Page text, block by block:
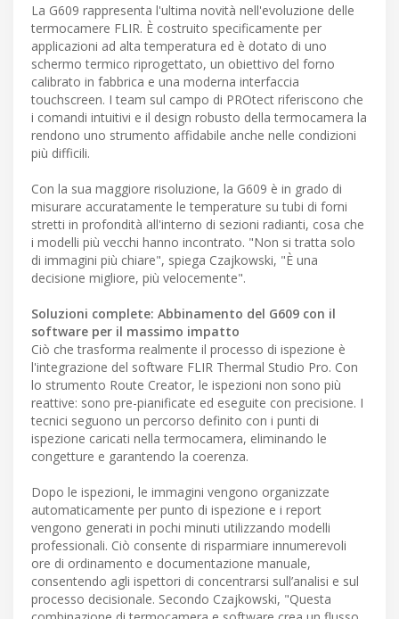
La G609 rappresenta l'ultima novità nell'evoluzione delle
termocamere FLIR. È costruito specificamente per
applicazioni ad alta temperatura ed è dotato di uno
schermo termico riprogettato, un obiettivo del forno
calibrato in fabbrica e una moderna interfaccia
touchscreen. I team sul campo di PROtect riferiscono che
i comandi intuitivi e il design robusto della termocamera la
rendono uno strumento affidabile anche nelle condizioni
più difficili.
Con la sua maggiore risoluzione, la G609 è in grado di
misurare accuratamente le temperature su tubi di forni
stretti in profondità all'interno di sezioni radianti, cosa che
i modelli più vecchi hanno incontrato. "Non si tratta solo
di immagini più chiare", spiega Czajkowski, "È una
decisione migliore, più velocemente".
Soluzioni complete: Abbinamento del G609 con il
software per il massimo impatto
Ciò che trasforma realmente il processo di ispezione è
l'integrazione del software FLIR Thermal Studio Pro. Con
lo strumento Route Creator, le ispezioni non sono più
reattive: sono pre-pianificate ed eseguite con precisione. I
tecnici seguono un percorso definito con i punti di
ispezione caricati nella termocamera, eliminando le
congetture e garantendo la coerenza.
Dopo le ispezioni, le immagini vengono organizzate
automaticamente per punto di ispezione e i report
vengono generati in pochi minuti utilizzando modelli
professionali. Ciò consente di risparmiare innumerevoli
ore di ordinamento e documentazione manuale,
consentendo agli ispettori di concentrarsi sull’analisi e sul
processo decisionale. Secondo Czajkowski, "Questa